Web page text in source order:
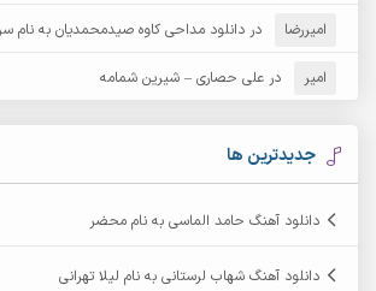
آرش مهرابی آرش نظری
آرشام
آرکاداش
امیررضا در دانلود مداحی کاوه صیدمحمدیان به نام
امیر در علی حصاری – شیرین شمامه
جدیدترین ها
دانلود آهنگ حامد الماسی به نام محضر
دانلود آهنگ شهاب لرستانی به نام لیلا تهرانی